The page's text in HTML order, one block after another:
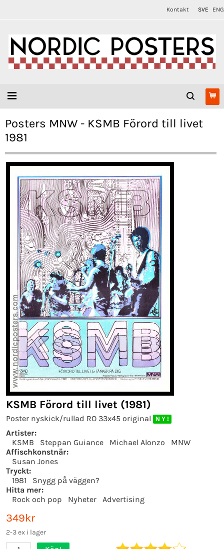
Kontakt SVE ENG
Posters MNW - KSMB Förord till livet
1981
KSMB Förord till livet (1981)
Poster nyskick/rullad RO 33x45 original N Y !
Artister:
KSMB
Steppan Guiance Michael Alonzo
MNW
Affischkonstnär:
Susan Jones
Tryckt:
1981
Snygg på väggen?
Hitta mer:
Rock och pop
Nyheter Advertising
349kr
2-3 ex i lager